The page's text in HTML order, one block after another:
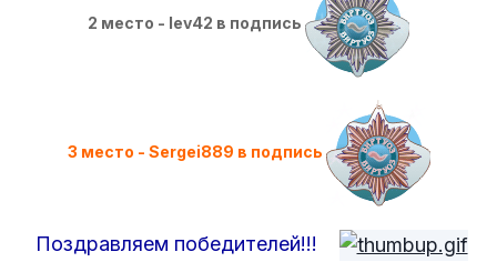
2 место - Iev42 в подпись
3 место - Sergei889 в подпись
Поздравляем победителей!!!